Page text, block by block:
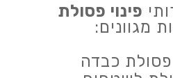
פינוי פסולת
מגוונים:
פסולת כבדה